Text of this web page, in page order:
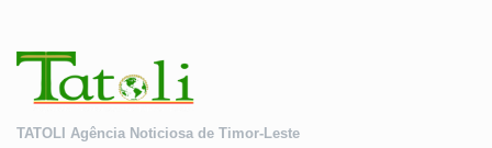
TATOLI Agência Noticiosa de Timor-Leste